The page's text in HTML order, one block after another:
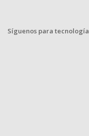
Síguenos para tecnología